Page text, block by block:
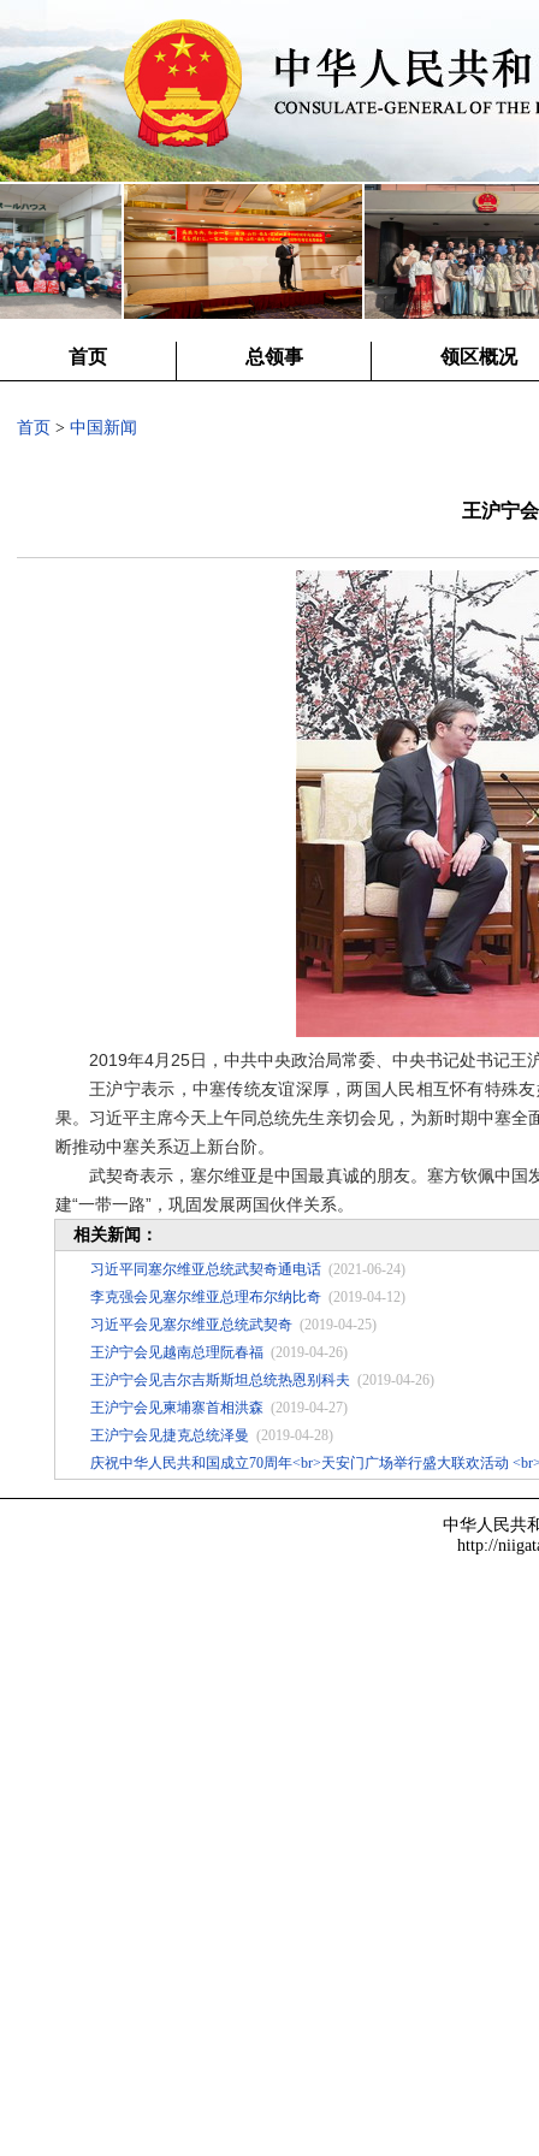
首页 总领事 领区概况
首页 > 中国新闻
王沪宁
2019年4月25日，中共中央政治局常委、中央书记处书记王
王沪宁表示，中塞传统友谊深厚，两国人民相互怀有特殊友
果。习近平主席今天上午同总统先生亲切会见，为新时期中塞
断推动中塞关系迈上新台阶。
武契奇表示，塞尔维亚是中国最真诚的朋友。塞方钦佩中国
建“一带一路”，巩固发展两国伙伴关系。
相关新闻：
习近平同塞尔维亚总统武契奇通电话 (2021-06-24)
李克强会见塞尔维亚总理布尔纳比奇 (2019-04-12)
习近平会见塞尔维亚总统武契奇 (2019-04-25)
王沪宁会见越南总理阮春福 (2019-04-26)
王沪宁会见吉尔吉斯斯坦总统热恩别科夫 (2019-04-26)
王沪宁会见柬埔寨首相洪森 (2019-04-27)
王沪宁会见捷克总统泽曼 (2019-04-28)
庆祝中华人民共和国成立70周年<br>天安门广场举行盛大联欢活动
中华人民共
http://